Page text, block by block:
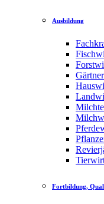
Ausbildung
Fortbildung,